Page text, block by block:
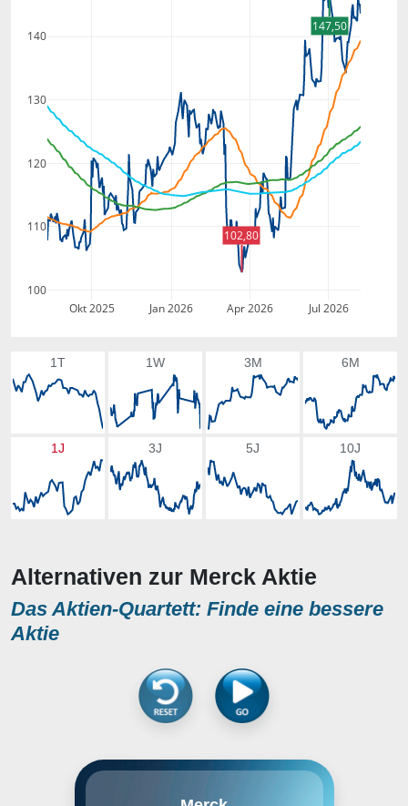
Okt 2025 Jan 2026 Apr 2026 Jul 2026
100
110
120
130
140
147,50
102,80
1T 1W 3M 6M
1J 3J 5J 10J
Alternativen zur Merck Aktie
Das Aktien-Quartett: Finde eine bessere
Aktie